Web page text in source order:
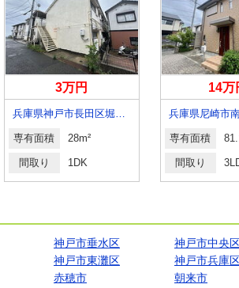
3万円
兵庫県神戸市長田区堀切町
専有面積 28m²
間取り 1DK
14万
専有面積
間取り
神戸市垂水区
神戸市中央
神戸市東灘区
神戸市兵庫
赤穂市
朝来市